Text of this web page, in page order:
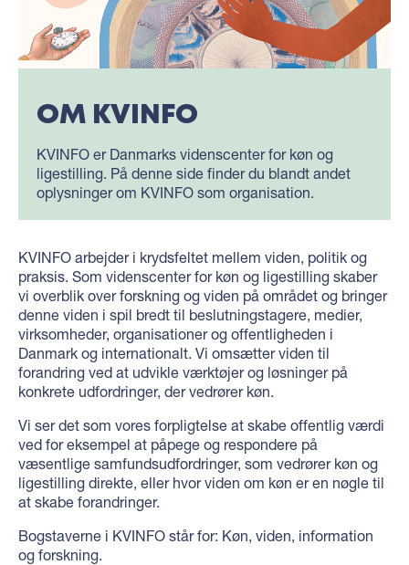
OM KVINFO
KVINFO er Danmarks videnscenter for køn og
ligestilling. På denne side finder du blandt andet
oplysninger om KVINFO som organisation.
KVINFO arbejder i krydsfeltet mellem viden, politik og
praksis. Som videnscenter for køn og ligestilling skaber
vi overblik over forskning og viden på området og bringer
denne viden i spil bredt til beslutningstagere, medier,
virksomheder, organisationer og offentligheden i
Danmark og internationalt. Vi omsætter viden til
forandring ved at udvikle værktøjer og løsninger på
konkrete udfordringer, der vedrører køn.
Vi ser det som vores forpligtelse at skabe offentlig værdi
ved for eksempel at påpege og respondere på
væsentlige samfundsudfordringer, som vedrører køn og
ligestilling direkte, eller hvor viden om køn er en nøgle til
at skabe forandringer.
Bogstaverne i KVINFO står for: Køn, viden, information
og forskning.